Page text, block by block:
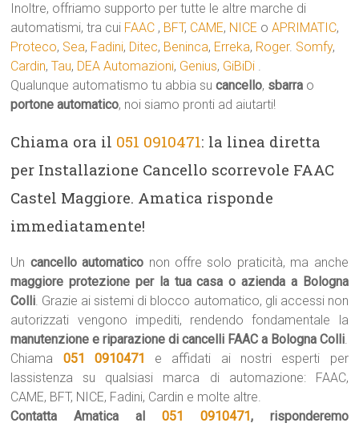
Inoltre, offriamo supporto per tutte le altre marche di
automatismi, tra cui FAAC , BFT, CAME, NICE oAPRIMATIC,
Proteco, Sea, Fadini, Ditec, Beninca, Erreka, Roger. Somfy,
Cardin,Tau, DEA Automazioni, Genius, GiBiDi .
Qualunque automatismo tu abbia sucancello, sbarra o
portone automatico, noi siamo pronti ad aiutarti!
Chiama ora il 051 0910471: la linea diretta
per Installazione Cancello scorrevole FAAC
Castel Maggiore. Amatica risponde
immediatamente!
Un cancello automatico non offre solo praticità, ma anche
maggiore protezione per la tua casa o azienda a Bologna
Colli. Grazie ai sistemi di blocco automatico, gli accessi non
autorizzati vengono impediti, rendendo fondamentale la
manutenzione e riparazione di cancelli FAAC a Bologna Colli.
Chiama 051 0910471
e affidati ai nostri esperti per
lassistenza su qualsiasi marca di automazione: FAAC,
CAME, BFT, NICE, Fadini, Cardin e molte altre.
Contatta Amatica al 051 0910471, risponderemo